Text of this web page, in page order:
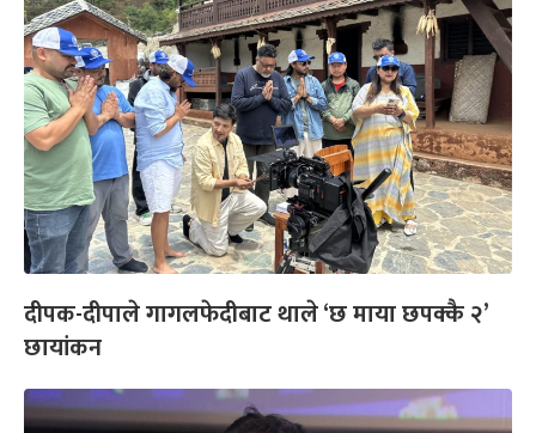
दीपक-दीपाले गागलफेदीबाट थाले ‘छ माया छपक्कै २’
छायांकन